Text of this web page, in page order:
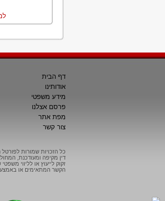
דף הבית
אודותינו
מידע משפטי
פרסם אצלנו
מפת אתר
צור קשר
כל הזכויות שמורות לפורטל
דין מקיפה ומעודכנת,
זקוק לייעוץ או לליווי
הקשר המתאימים או